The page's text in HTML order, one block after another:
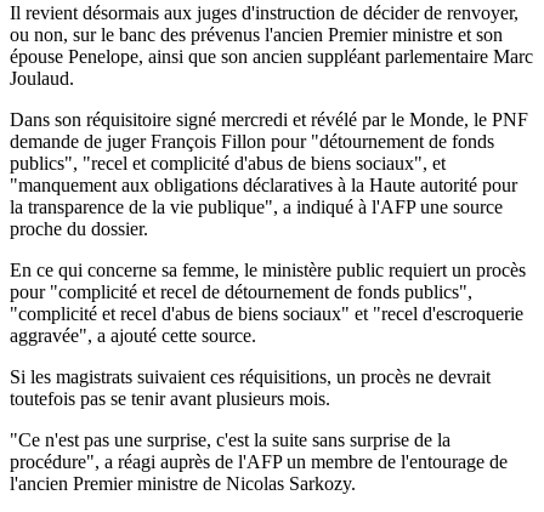
Il revient désormais aux juges d'instruction de décider de renvoyer,
ou non, sur le banc des prévenus l'ancien Premier ministre et son
épouse Penelope, ainsi que son ancien suppléant parlementaire Marc
Joulaud.
Dans son réquisitoire signé mercredi et révélé par le Monde, le PNF
demande de juger François Fillon pour "détournement de fonds
publics", "recel et complicité d'abus de biens sociaux", et
"manquement aux obligations déclaratives à la Haute autorité pour
la transparence de la vie publique", a indiqué à l'AFP une source
proche du dossier.
En ce qui concerne sa femme, le ministère public requiert un procès
pour "complicité et recel de détournement de fonds publics",
"complicité et recel d'abus de biens sociaux" et "recel d'escroquerie
aggravée", a ajouté cette source.
Si les magistrats suivaient ces réquisitions, un procès ne devrait
toutefois pas se tenir avant plusieurs mois.
"Ce n'est pas une surprise, c'est la suite sans surprise de la
procédure", a réagi auprès de l'AFP un membre de l'entourage de
l'ancien Premier ministre de Nicolas Sarkozy.